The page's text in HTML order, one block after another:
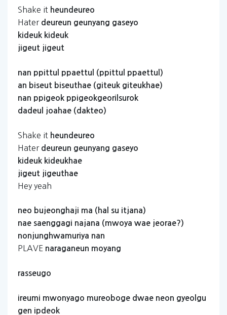
Shake it heundeureo
Hater deureun geunyang gaseyo
kideuk kideuk
jigeut jigeut
nan ppittul ppaettul (ppittul
ppaettul)
an biseut biseuthae (giteuk giteukhae)
nan ppigeok ppigeokgeorilsurok
dadeul
joahae (dakteo)
Shake it heundeureo
Hater deureun geunyang gaseyo
kideuk kideukhae
jigeut jigeuthae
Hey yeah
neo bujeonghaji ma (hal su itjana)
nae saenggagi najana (mwoya wae jeorae?)
nonjunghwamuriya nan
PLAVE naraganeun moyang
rasseugo
ireumi mwonyago mureoboge dwae neon gyeolgu
gen ipdeok